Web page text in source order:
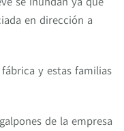
en dirección a
y estas familias
de la empresa